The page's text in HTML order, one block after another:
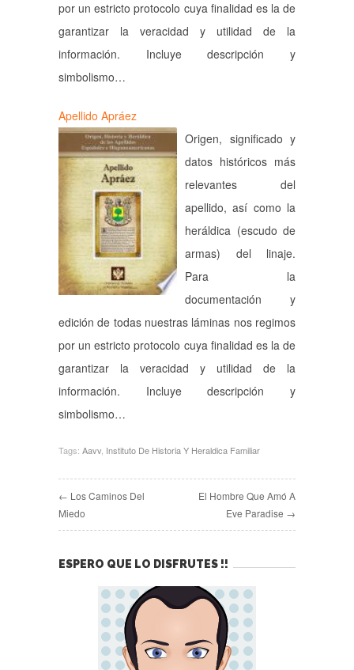
por un estricto protocolo cuya finalidad es la de
garantizar la veracidad y utilidad de la
información. Incluye descripción y
simbolismo…
Apellido Apráez
Origen, significado y
datos históricos más
relevantes del
apellido, así como la
heráldica (escudo de
armas) del linaje.
Para la
documentación y
edición de todas nuestras láminas nos regimos
por un estricto protocolo cuya finalidad es la de
garantizar la veracidad y utilidad de la
información. Incluye descripción y
simbolismo…
Tags: Aavv Instituto De Historia Y Heraldica Familiar
← Los Caminos Del
Miedo
El Hombre Que Amó A
Eve Paradise →
ESPERO QUE LO DISFRUTES !!